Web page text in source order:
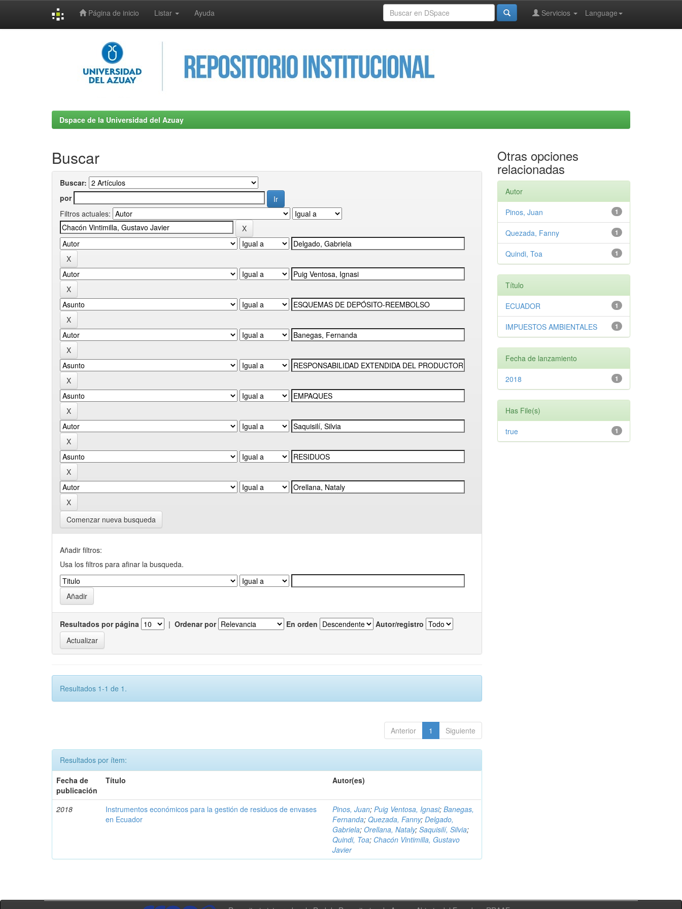
Página de inicio Listar Ayuda Language
Servicios
Dspace de la Universidad del Azuay
Buscar
Buscar:
por
Filtros actuales:
Comenzar nueva busqueda
Añadir filtros:
Usa los filtros para afinar la busqueda.
Resultados por página | Ordenar por En orden Autor/registro
Resultados 1-1 de 1.
Anterior 1 Siguiente
Resultados por ítem:
Fecha de
publicación
Título Autor(es)
2018
Instrumentos económicos para la gestión de residuos de envases
en Ecuador
Pinos, Juan;Puig Ventosa, Ignasi;Banegas,
Fernanda;Quezada, Fanny;Delgado,
Gabriela;Orellana, Nataly;Saquisilí, Silvia;
Quindi, Toa; Chacón Vintimilla, Gustavo
Javier
Otras opciones
relacionadas
Autor
1
Pinos, Juan
1
Quezada, Fanny
1
Quindi, Toa
Título
1
ECUADOR
1
IMPUESTOS AMBIENTALES
Fecha de lanzamiento
1
2018
Has File(s)
1
true